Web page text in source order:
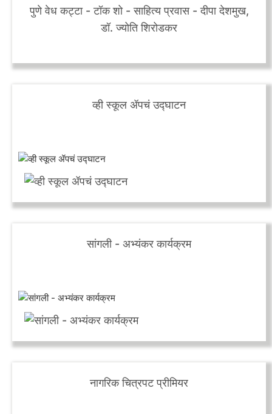
पुणे वेध कट्टा - टॉक शो - साहित्य प्रवास - दीपा देशमुख,
डॉ. ज्योति शिरोडकर
व्‍ही स्कूल ॲपचं उद्घाटन
सांगली - अभ्यंकर कार्यक्रम
नागरिक चित्रपट प्रीमियर